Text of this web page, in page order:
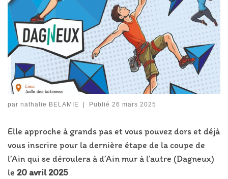
par nathalie BELAMIE Publié 26 mars 2025
Elle approche à grands pas et vous pouvez dors et déjà
vous inscrire pour la dernière étape de la coupe de
l’Ain qui se déroulera à d’Ain mur à l’autre (Dagneux)
le 20 avril 2025